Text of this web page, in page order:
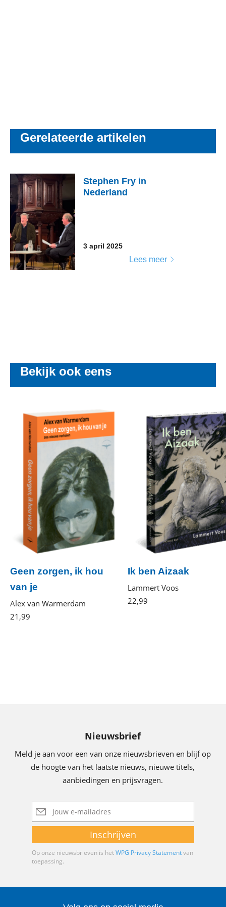
Gerelateerde artikelen
3 april 2025
Stephen Fry in
Nederland
Lees meer
Bekijk ook eens
Geen zorgen, ik hou
van je
Alex van Warmerdam
21 ,99
Ik ben Aizaak
Lammert Voos
22,99
Nieuwsbrief
Meld je aan voor een van onze nieuwsbrieven en blijf op
de hoogte van het laatste nieuws, nieuwe titels,
aanbiedingen en prijsvragen.
E-
mailadres
Inschrijven
Op onze nieuwsbrieven is hetWPG Privacy Statementvan
toepassing.